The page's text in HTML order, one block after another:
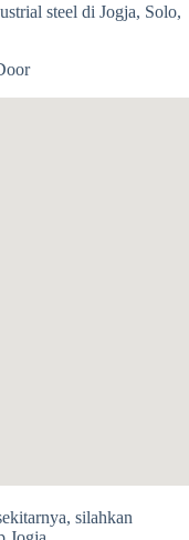
steel di Jogja, Solo,
silahkan